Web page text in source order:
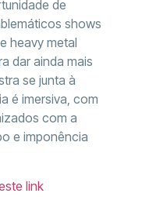
de
shows
heavy metal
dar ainda mais
se junta à
é imersiva, com
com a
e imponência
link